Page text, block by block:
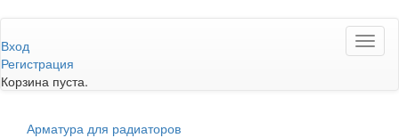
к
основному
содержанию
Вход
Регистрация
Корзина пуста.
Арматура для радиаторов